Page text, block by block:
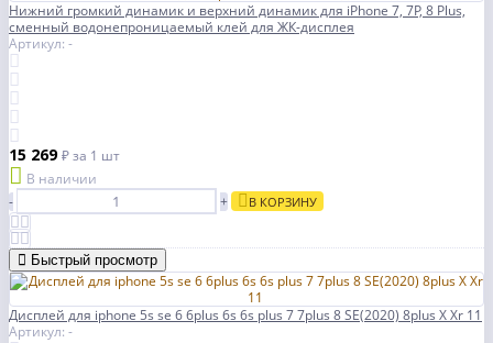
Нижний громкий динамик и верхний динамик для iPhone 7, 7P, 8 Plus,
сменный водонепроницаемый клей для ЖК-дисплея
Артикул: -
15 269₽за 1 шт
В наличии
-
+ В КОРЗИНУ
Быстрый просмотр
Дисплей для iphone 5s se 6 6plus 6s 6s plus 7 7plus 8 SE(2020) 8plus X Xr 11
Артикул: -